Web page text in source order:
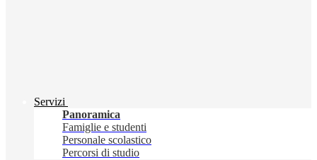
Servizi
Panoramica
Famiglie e studenti
Personale scolastico
Percorsi di studio